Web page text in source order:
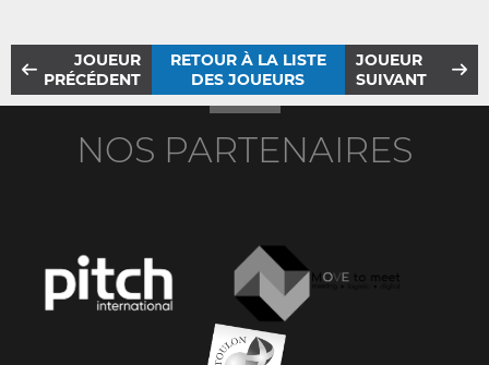
JOUEUR
PRÉCÉDENT
RETOUR À LA LISTE
DES JOUEURS
JOUEUR
SUIVANT
NOS PARTENAIRES